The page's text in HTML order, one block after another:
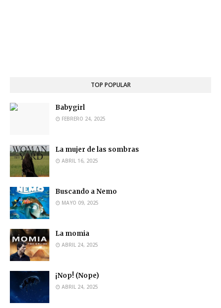
TOP POPULAR
Babygirl
FEBRERO 24, 2025
La mujer de las sombras
ABRIL 16, 2025
Buscando a Nemo
MAYO 09, 2025
La momia
ABRIL 24, 2025
¡Nop! (Nope)
ABRIL 24, 2025